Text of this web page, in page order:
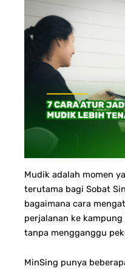
Mudik adalah momen
terutama bagi Sobat
bagaimana cara
perjalanan ke
tanpa mengganggu
MinSing punya